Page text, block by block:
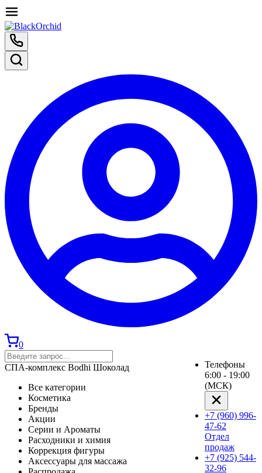
0
СПА-комплекс Bodhi Шоколад
Все категории
Косметика
Бренды
Акции
Серии и Ароматы
Расходники и химия
Коррекция фигуры
Аксессуары для массажа
Телефоны
6:00 - 19:00
(МСК)
+7 (960) 996-
47-62
Отдел
продаж
+7 (925) 544-
32-96